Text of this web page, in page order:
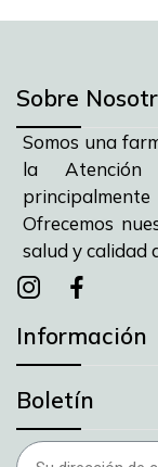
Sobre
Somos una
la Atención
Ofrecemos
salud y calidad
Información
Boletín